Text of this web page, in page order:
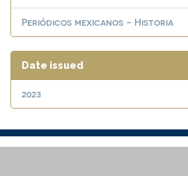
Periódicos mexicanos - Historia
Date issued
2023